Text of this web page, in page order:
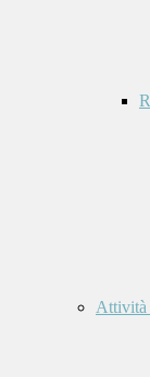
Attività